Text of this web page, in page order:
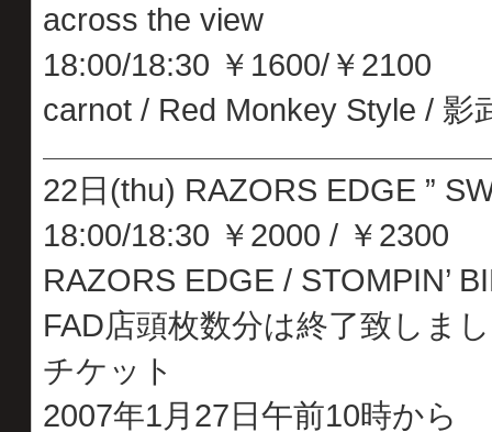
across the view
18:00/18:30 ￥1600/￥2100
carnot / Red Monkey Style / 影
22日(thu) RAZORS EDGE ”
18:00/18:30 ￥2000 / ￥2300
RAZORS EDGE / STOMPIN’
FAD店頭枚数分は終了致しま
チケット
2007年1月27日午前10時から